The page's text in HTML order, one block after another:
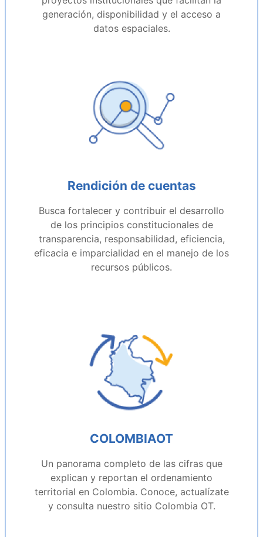
generación, disponibilidad y el acceso a
datos espaciales.
Rendición de cuentas
Busca fortalecer y contribuir el desarrollo
de los principios constitucionales de
transparencia, responsabilidad, eficiencia,
eficacia e imparcialidad en el manejo de los
recursos públicos.
COLOMBIAOT
Un panorama completo de las cifras que
explican y reportan el ordenamiento
territorial en Colombia. Conoce, actualízate
y consulta nuestro sitio Colombia OT.